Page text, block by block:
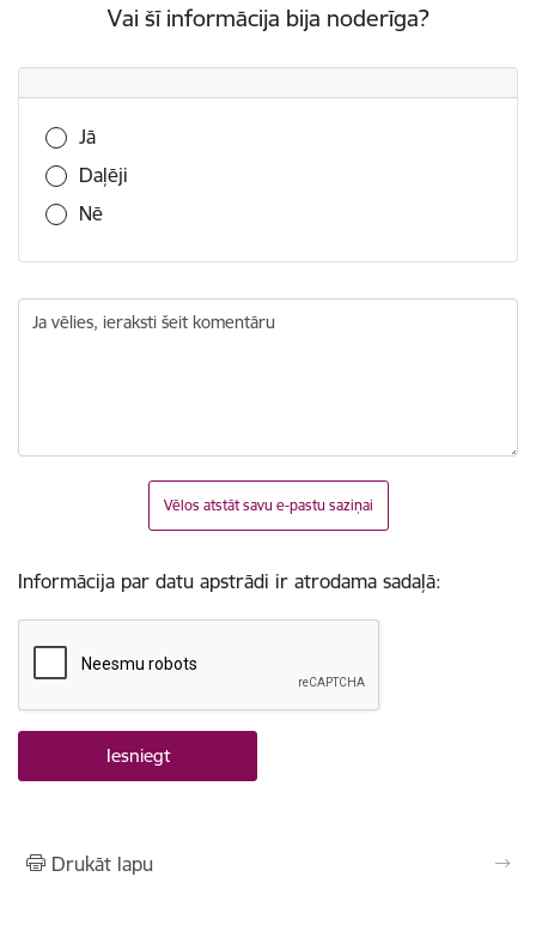
Vai šī informācija bija noderīga?
Vai šī informācija bija noderīga?
Jā
Daļēji
Nē
Ja vēlies, ieraksti šeit komentāru
Vēlos atstāt savu e-pastu saziņai
Informācija par datu apstrādi ir atrodama sadaļā:
Drukāt lapu